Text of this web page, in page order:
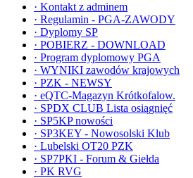
· Kontakt z adminem
· Regulamin - PGA-ZAWODY
· Dyplomy SP
· POBIERZ - DOWNLOAD
· Program dyplomowy PGA
· WYNIKI zawodów krajowych
· PZK - NEWSY
· eQTC-Magazyn Krótkofalow.
· SPDX CLUB Lista osiągnięć
· SP5KP nowości
· SP3KEY - Nowosolski Klub
· Lubelski OT20 PZK
· SP7PKI - Forum & Giełda
· PK RVG